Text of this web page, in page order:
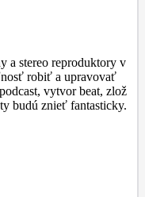
a stereo reproduktory v
robiť a upravovať
vytvor beat, zlož
budú znieť fantasticky.